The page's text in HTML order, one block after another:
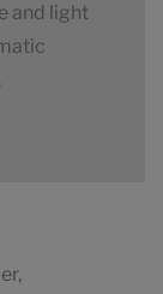
and light